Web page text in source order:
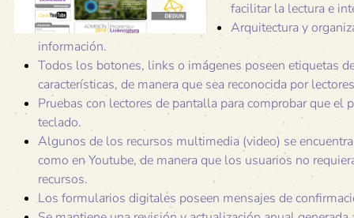
facilitar la lectura e
Arquitectura y
información.
Todos los botones, links o imágenes poseen etiquetas
características, de manera que sea reconocida por
Pruebas con lectores de pantalla para comprobar que el
teclado.
Algunos de los recursos multimedia (video) se
como en Youtube, de manera que los usuarios no
recursos.
Los formularios digitales poseen mensajes de